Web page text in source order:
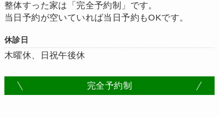
整体すった家は「完全予約制」です。
当日予約が空いていれば当日予約もOKです。
休診日
木曜休、日祝午後休
完全予約制